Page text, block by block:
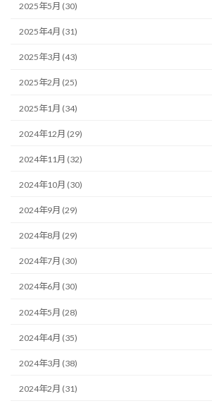
2025年5月 (30)
2025年4月 (31)
2025年3月 (43)
2025年2月 (25)
2025年1月 (34)
2024年12月 (29)
2024年11月 (32)
2024年10月 (30)
2024年9月 (29)
2024年8月 (29)
2024年7月 (30)
2024年6月 (30)
2024年5月 (28)
2024年4月 (35)
2024年3月 (38)
2024年2月 (31)